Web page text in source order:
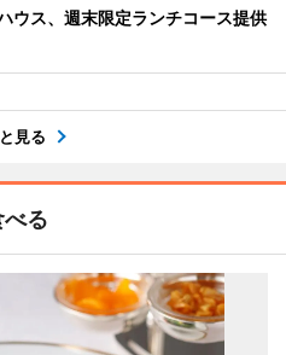
ウス、週末限定ランチコース提供
見る
べる